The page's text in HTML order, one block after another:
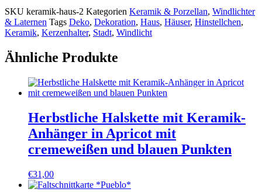
SKU keramik-haus-2 Kategorien Keramik & Porzellan, Windlichter
& Laternen Tags Deko, Dekoration, Haus, Häuser, Hinstellchen,
Keramik, Kerzenhalter, Stadt, Windlicht
Ähnliche Produkte
Herbstliche Halskette mit Keramik-
Anhänger in Apricot mit
cremeweißen und blauen Punkten
€31,00